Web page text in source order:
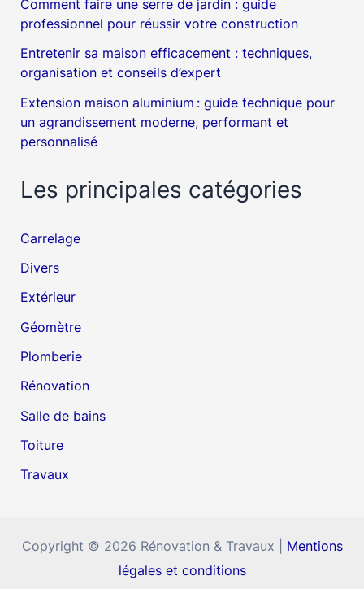
Comment faire une serre de jardin : guide
professionnel pour réussir votre construction
Entretenir sa maison efficacement : techniques,
organisation et conseils d’expert
Extension maison aluminium : guide technique pour
un agrandissement moderne, performant et
personnalisé
Les principales catégories
Carrelage
Divers
Extérieur
Géomètre
Plomberie
Rénovation
Salle de bains
Toiture
Travaux
Copyright © 2026 Rénovation & Travaux | Mentions
légales et conditions